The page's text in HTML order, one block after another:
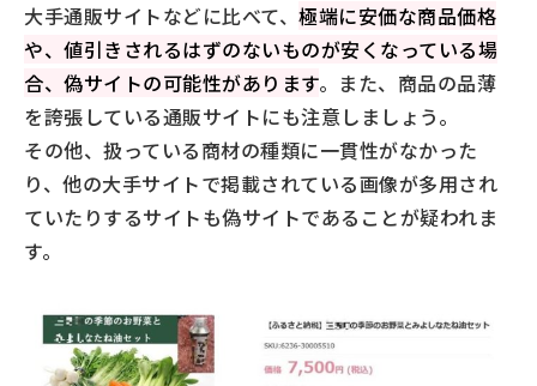
大手通販サイトなどに比べて、 極端に安価な商品価格
や、値引きされるはずのないものが安くなっている場
合、偽サイトの可能性があります。また、商品の品薄
を誇張している通販サイトにも注意しましょう。
その他、扱っている商材の種類に一貫性がなかった
り、他の大手サイトで掲載されている画像が多用され
ていたりするサイトも偽サイトであることが疑われま
す。